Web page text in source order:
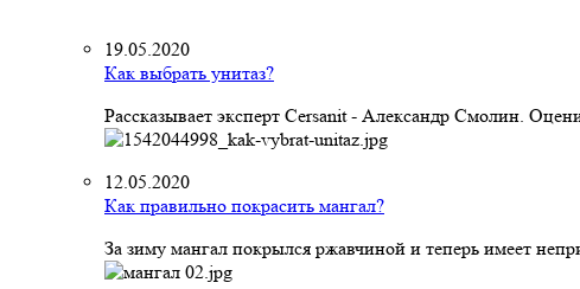
19.05.2020
Как выбрать унитаз?
Рассказывает эксперт Cersanit - Александр Смолин.
12.05.2020
Как правильно покрасить мангал?
За зиму мангал покрылся ржавчиной и теперь имеет